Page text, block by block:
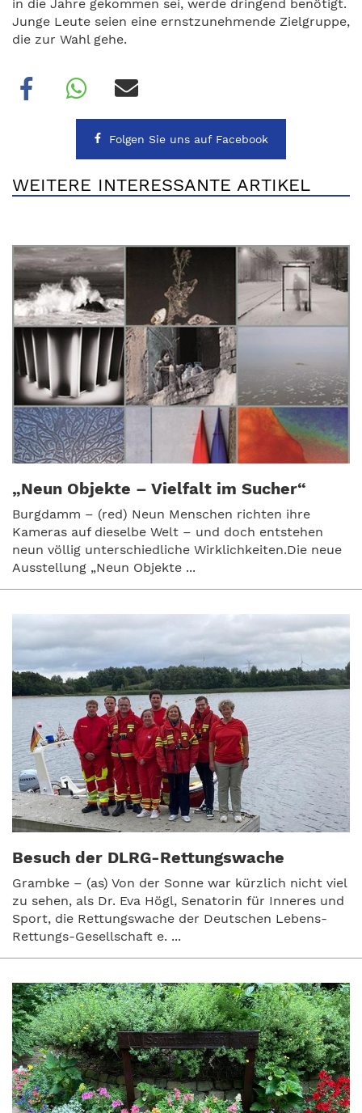
in die Jahre gekommen sei, werde dringend benötigt.
Junge Leute seien eine ernstzunehmende Zielgruppe,
die zur Wahl gehe.
Folgen Sie uns auf Facebook
WEITERE INTERESSANTE ARTIKEL
„Neun Objekte – Vielfalt im Sucher“
Burgdamm – (red) Neun Menschen richten ihre
Kameras auf dieselbe Welt – und doch entstehen
neun völlig unterschiedliche Wirklichkeiten.Die neue
Ausstellung „Neun Objekte ...
Besuch der DLRG-Rettungswache
Grambke – (as) Von der Sonne war kürzlich nicht viel
zu sehen, als Dr. Eva Högl, Senatorin für Inneres und
Sport, die Rettungswache der Deutschen Lebens-
Rettungs-Gesellschaft e. ...